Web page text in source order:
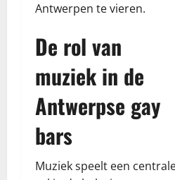
Antwerpen te vieren.
De rol van
muziek in de
Antwerpse gay
bars
Muziek speelt een